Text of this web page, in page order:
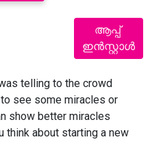
telling to the crowd
see some miracles or
show better miracles
think about starting a new
ആപ്പ്
ഇൻസ്റ്റാൾ